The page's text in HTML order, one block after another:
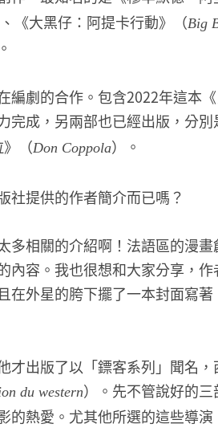
《大黑仔：阿提卡行動》（Big
編劇的合作。包含2022年這本
完成，另兩部也已經出版，分
（Don Coppola）。
社提供的作者簡介而已嗎？
多相關的介紹啊！法語區的漫
內容。我也很想和大家分享，
在外星的胯下擺了一本封面寫
才出版了以「鏢客系列」聞名
du western）。先不管說好的
的熱愛。尤其他所選的這些導